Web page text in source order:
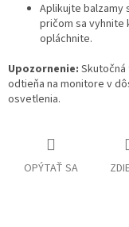
Aplikujte balzamy
pričom sa vyhnite
opláchnite.
Upozornenie:
odtieňa na monitore v
osvetlenia.
OPÝTAŤ SA